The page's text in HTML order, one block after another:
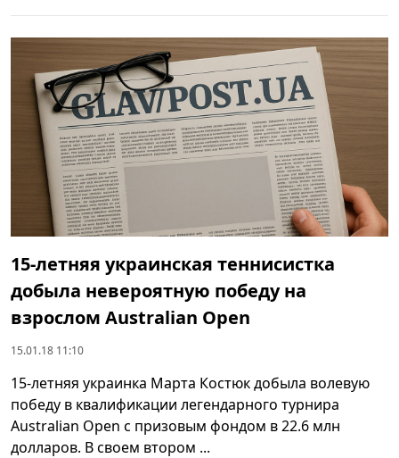
15-летняя украинская теннисистка
добыла невероятную победу на
взрослом Australian Open
15.01.18 11:10
15-летняя украинка Марта Костюк добыла волевую
победу в квалификации легендарного турнира
Australian Open с призовым фондом в 22.6 млн
долларов. В своем втором ...